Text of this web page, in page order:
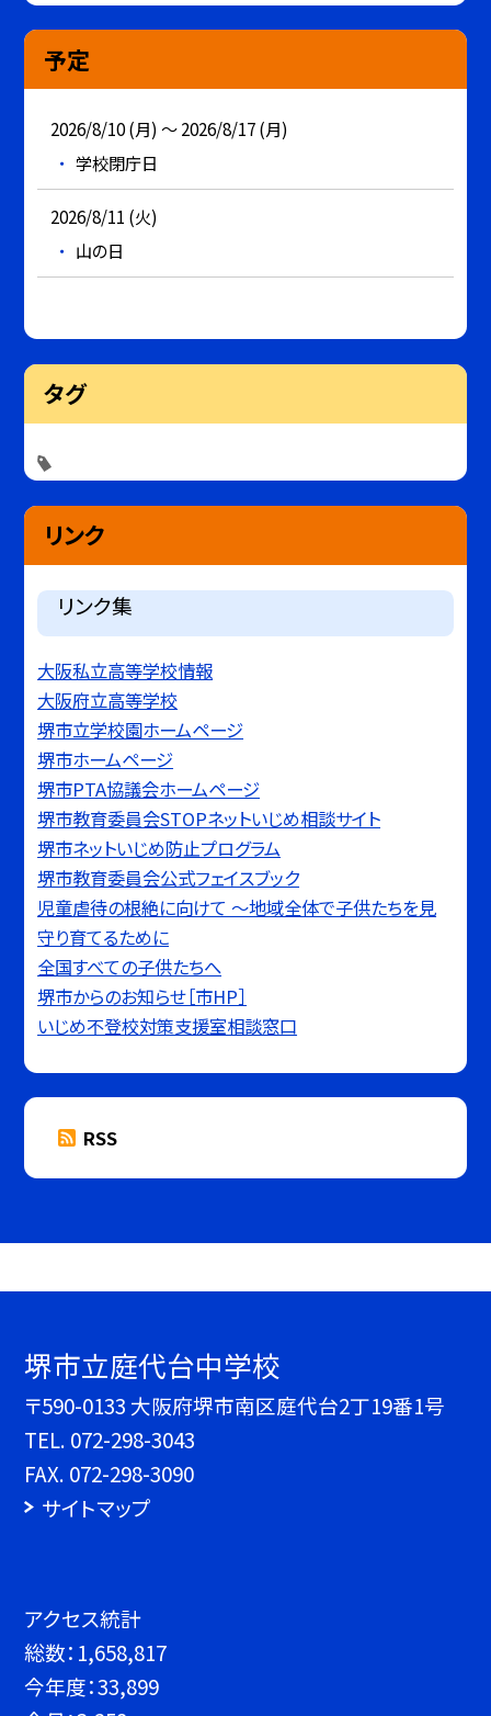
予定
2026/8/10 (月) ～ 2026/8/17 (月)
学校閉庁日
2026/8/11 (火)
山の日
タグ
リンク
リンク集
大阪私立高等学校情報
大阪府立高等学校
堺市立学校園ホームページ
堺市ホームページ
堺市PTA協議会ホームページ
堺市教育委員会STOPネットいじめ相談サイト
堺市ネットいじめ防止プログラム
堺市教育委員会公式フェイスブック
児童虐待の根絶に向けて 〜地域全体で子供たちを見
守り育てるために
全国すべての子供たちへ
堺市からのお知らせ［市HP］
いじめ不登校対策支援室相談窓口
RSS
堺市立庭代台中学校
〒590-0133 大阪府堺市南区庭代台2丁19番1号
TEL. 072-298-3043
FAX. 072-298-3090
サイトマップ
アクセス統計
総数： 1,658,817
今年度：33,899